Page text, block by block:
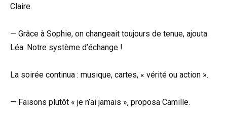
Claire.
— Grâce à Sophie, on changeait toujours de tenue, ajouta
Léa. Notre système d’échange !
La soirée continua : musique, cartes, « vérité ou action ».
— Faisons plutôt « je n’ai jamais », proposa Camille.